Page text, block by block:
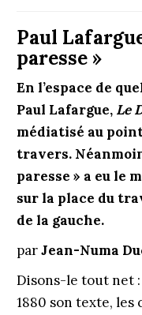
Paul
paresse »
En l’espace de
Paul Lafargue, Le
médiatisé au
travers.
paresse » a eu le
sur la place du
de la gauche.
parJean-Numa
Disons-le tout net
1880 son texte,